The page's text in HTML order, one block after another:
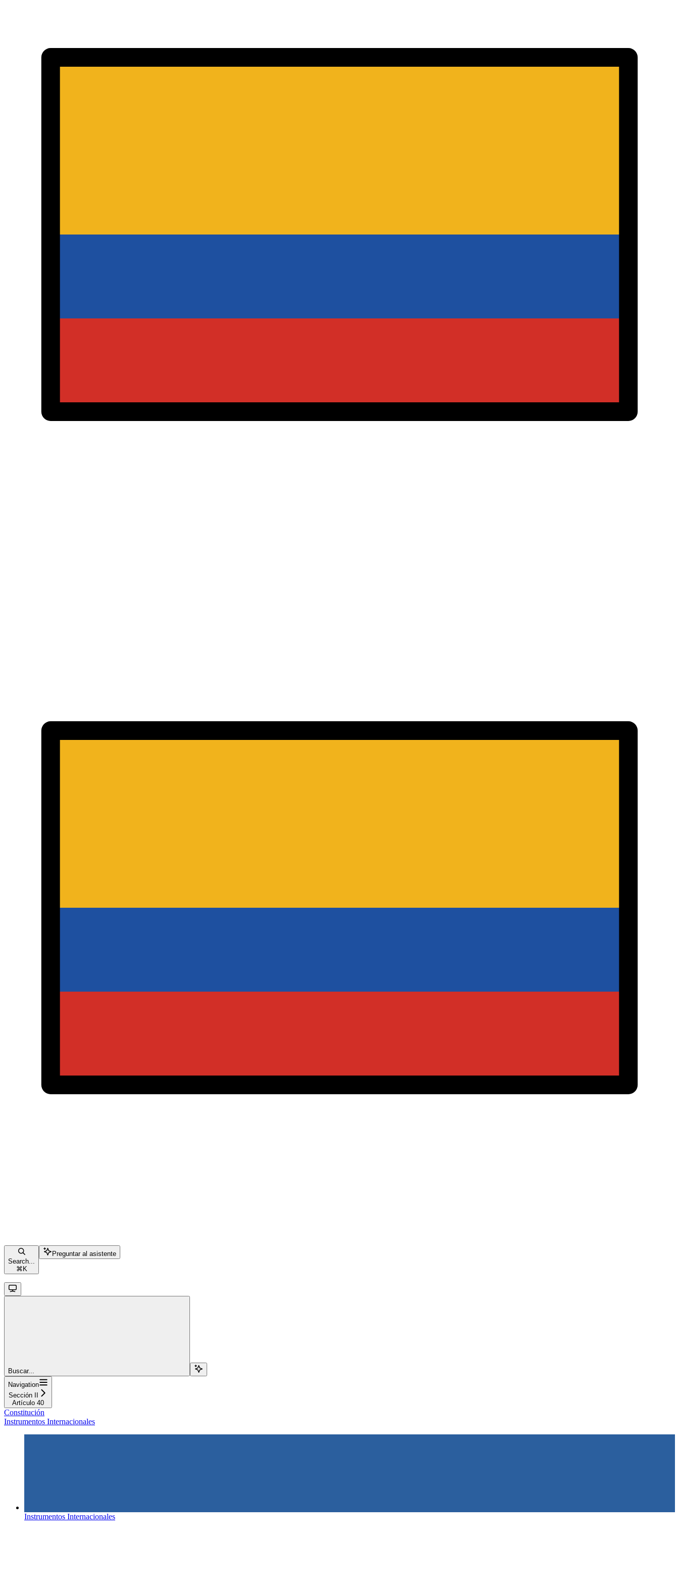
Search...
⌘ K
Preguntar al asistente
Buscar...
Navigation
Sección II
Artículo 40
Constitución
Instrumentos Internacionales
Instrumentos Internacionales